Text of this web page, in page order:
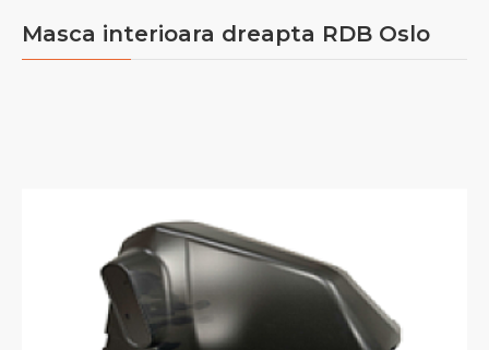
Masca interioara dreapta RDB Oslo